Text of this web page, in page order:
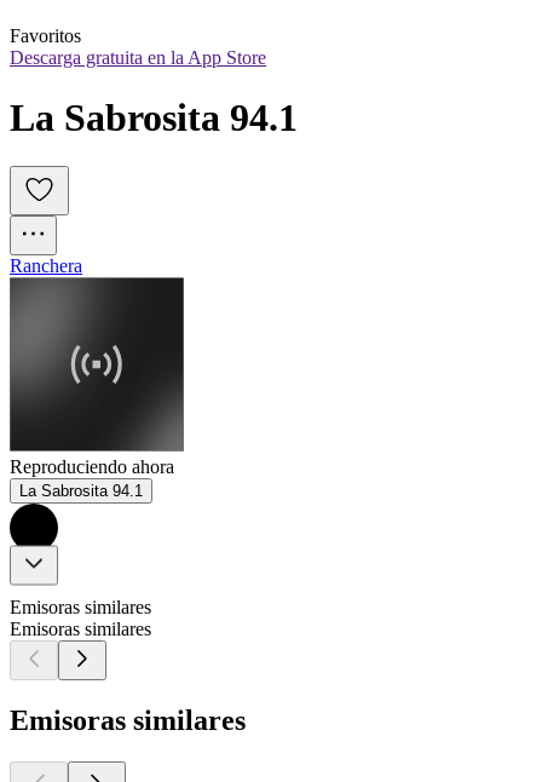
Favoritos
Descarga gratuita en la App Store
La Sabrosita 94.1
Ranchera
Reproduciendo ahora
La Sabrosita 94.1
Emisoras similares
Emisoras similares
Emisoras similares